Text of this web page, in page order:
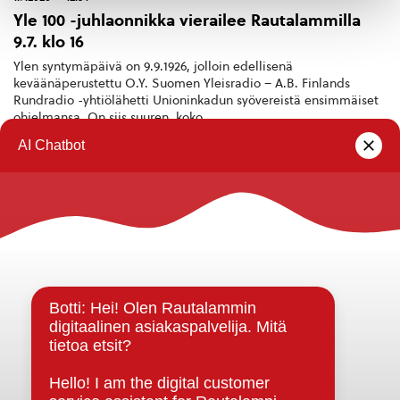
Yle 100 -juhlaonnikka vierailee Rautalammilla
9.7. klo 16
Ylen syntymäpäivä on 9.9.1926, jolloin edellisenä
keväänäperustettu O.Y. Suomen Yleisradio – A.B. Finlands
Rundradio -yhtiölähetti Unioninkadun syövereistä ensimmäiset
ohjelmansa. On siis suuren, koko...
Rautalammin kunta
Strategiat, ohjelmat, ohjeet, suunnitelmat, säännöt ja
sopimukset
Asiakirjajulkisuuskuvaus
Evästeet